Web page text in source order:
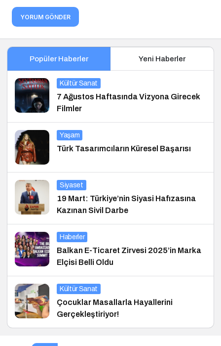
YORUM GÖNDER
Popüler Haberler Yeni Haberler
Kültür Sanat
7 Ağustos Haftasında Vizyona Girecek
Filmler
Yaşam
Türk Tasarımcıların Küresel Başarısı
Siyaset
19 Mart: Türkiye’nin Siyasi Hafızasına
Kazınan Sivil Darbe
Haberler
Balkan E-Ticaret Zirvesi 2025’in Marka
Elçisi Belli Oldu
Kültür Sanat
Çocuklar Masallarla Hayallerini
Gerçekleştiriyor!